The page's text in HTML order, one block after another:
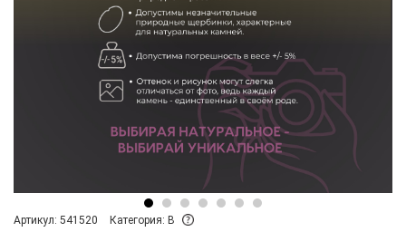
Артикул: 541520 Категория: B